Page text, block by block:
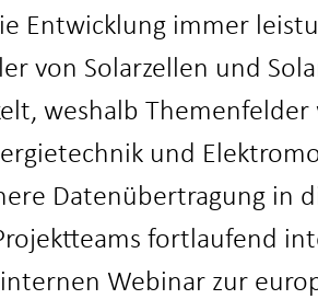
Entwicklung immer
von Solarzellen und
weshalb
und
Datenübertragung in
fortlaufend
Webinar zur